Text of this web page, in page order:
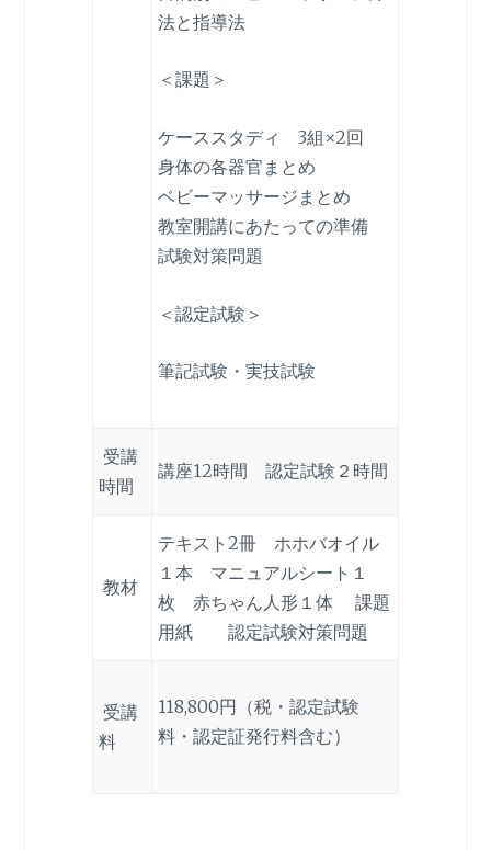
法と指導法
＜課題＞
ケーススタディ 3組×2回
身体の各器官まとめ
ベビーマッサージまとめ
教室開講にあたっての準備
試験対策問題
＜認定試験＞
筆記試験・実技試験
受講
時間
講座12時間 認定試験２時間
教材
テキスト2冊 ホホバオイル
１本 マニュアルシート１
枚 赤ちゃん人形１体 課題
用紙 認定試験対策問題
受講
料
118,800円（税・認定試験
料・認定証発行料含む）